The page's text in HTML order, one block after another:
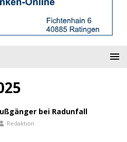
bei Radunfall
Redaktion